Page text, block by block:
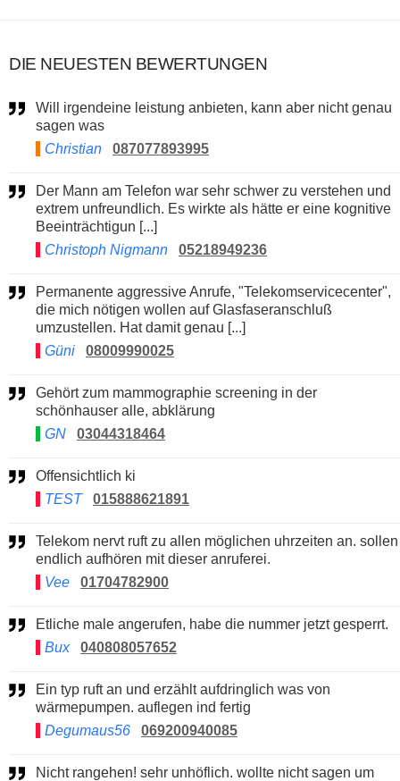
DIE NEUESTEN BEWERTUNGEN
Will irgendeine leistung anbieten, kann aber nicht genau
sagen was
Christian
087077893995
Der Mann am Telefon war sehr schwer zu verstehen und
extrem unfreundlich. Es wirkte als hätte er eine kognitive
Beeinträchtigun [...]
Christoph Nigmann
05218949236
Permanente aggressive Anrufe, "Telekomservicecenter",
die mich nötigen wollen auf Glasfaseranschluß
umzustellen. Hat damit genau [...]
Güni
08009990025
Gehört zum mammographie screening in der
schönhauser alle, abklärung
GN
03044318464
Offensichtlich ki
TEST
015888621891
Telekom nervt ruft zu allen möglichen uhrzeiten an. sollen
endlich aufhören mit dieser anruferei.
Vee
01704782900
Etliche male angerufen, habe die nummer jetzt gesperrt.
Bux
040808057652
Ein typ ruft an und erzählt aufdringlich was von
wärmepumpen. auflegen ind fertig
Degumaus56
069200940085
Nicht rangehen! sehr unhöflich. wollte nicht sagen um